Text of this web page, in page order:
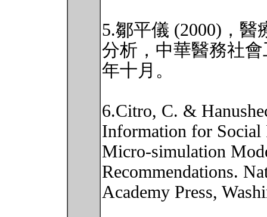
5.鄒平儀 (2000)，
分析，中華醫務社
年十月。
6.Citro, C. &
Information for Social
Micro-simulation
Recommendations.
Academy Press,